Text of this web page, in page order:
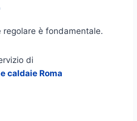
regolare è fondamentale.
di
caldaie Roma